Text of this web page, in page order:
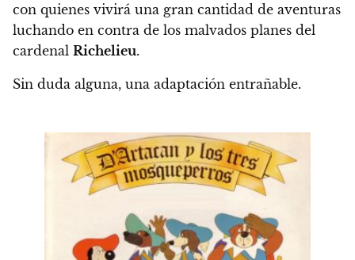
con quienes vivirá una gran cantidad de aventuras
luchando en contra de los malvados planes del
cardenal Richelieu.
Sin duda alguna, una adaptación entrañable.